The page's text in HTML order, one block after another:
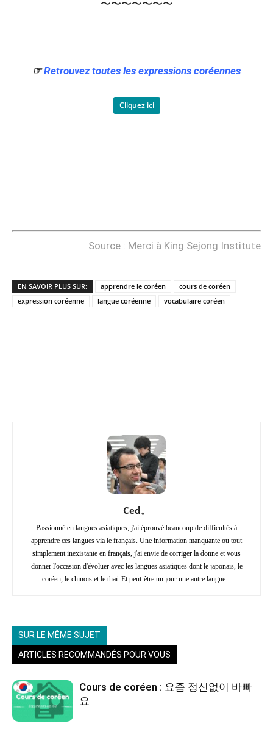
〜〜〜〜〜〜〜
☞Retrouvez toutes les expressions coréennes
Cliquez ici
Source : Merci à King Sejong Institute
EN SAVOIR PLUS SUR: apprendre le coréen
cours de coréen
expression coréenne
langue coréenne vocabulaire coréen
Ced。
Passionné en langues asiatiques, j'ai éprouvé beaucoup de difficultés à
apprendre ces langues via le français. Une information manquante ou tout
simplement inexistante en français, j'ai envie de corriger la donne et vous
donner l'occasion d'évoluer avec les langues asiatiques dont le japonais, le
coréen, le chinois et le thaï. Et peut-être un jour une autre langue...
SUR LE MÊME SUJET
ARTICLES RECOMMANDÉS POUR VOUS
Cours de coréen : 요즘 정신없이 바빠
요